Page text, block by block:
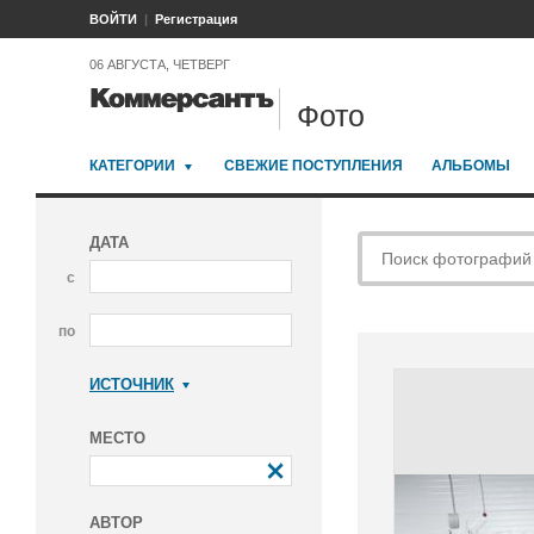
ВОЙТИ Регистрация
06 АВГУСТА, ЧЕТВЕРГ
Фото
КАТЕГОРИИ СВЕЖИЕ ПОСТУПЛЕНИЯ АЛЬБОМЫ
ДАТА
с
по
ИСТОЧНИК
МЕСТО
АВТОР